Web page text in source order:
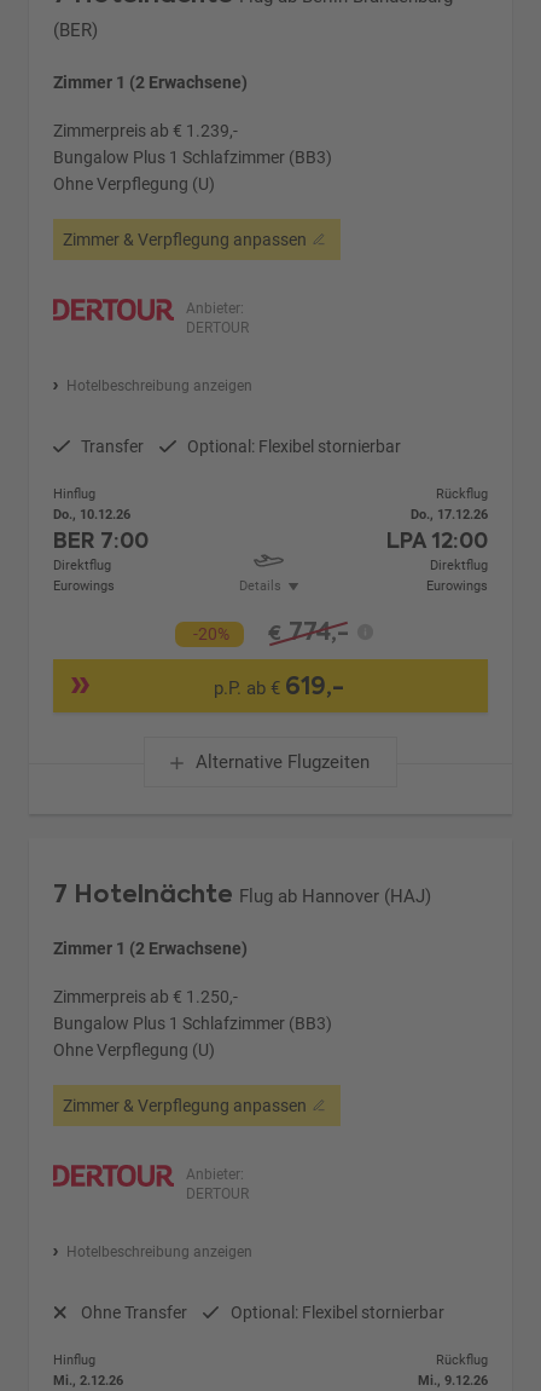
(BER)
Zimmer 1 (2 Erwachsene)
Zimmerpreis ab € 1.239,-
Bungalow Plus 1 Schlafzimmer (BB3)
Ohne Verpflegung (U)
Zimmer & Verpflegung anpassen
Anbieter:
DERTOUR
Hotelbeschreibung anzeigen
Transfer Optional: Flexibel stornierbar
Hinflug
Do., 10.12.26
BER 7:00
Direktflug
Eurowings
Details
Rückflug
Do., 17.12.26
LPA 12:00
Direktflug
Eurowings
-20% € 774,-
p.P. ab € 619,-
Alternative Flugzeiten
7 Hotelnächte Flug ab Hannover (HAJ)
Zimmer 1 (2 Erwachsene)
Zimmerpreis ab € 1.250,-
Bungalow Plus 1 Schlafzimmer (BB3)
Ohne Verpflegung (U)
Zimmer & Verpflegung anpassen
Anbieter:
DERTOUR
Hotelbeschreibung anzeigen
Ohne Transfer Optional: Flexibel stornierbar
Hinflug
Mi., 2.12.26
Rückflug
Mi., 9.12.26